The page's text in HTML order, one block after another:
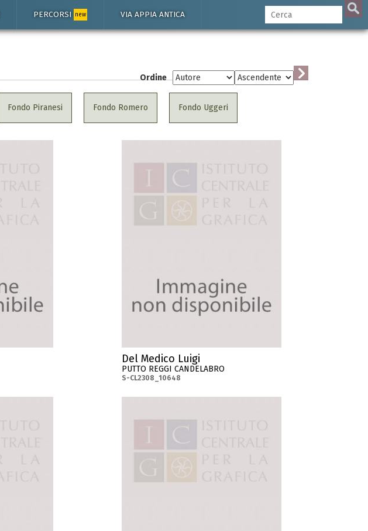
PERCORSI new VIA APPIA ANTICA
Ordine
Fondo Piranesi Fondo Romero Fondo Uggeri
Del Medico Luigi
PUTTO REGGI CANDELABRO
S-CL2308_10648